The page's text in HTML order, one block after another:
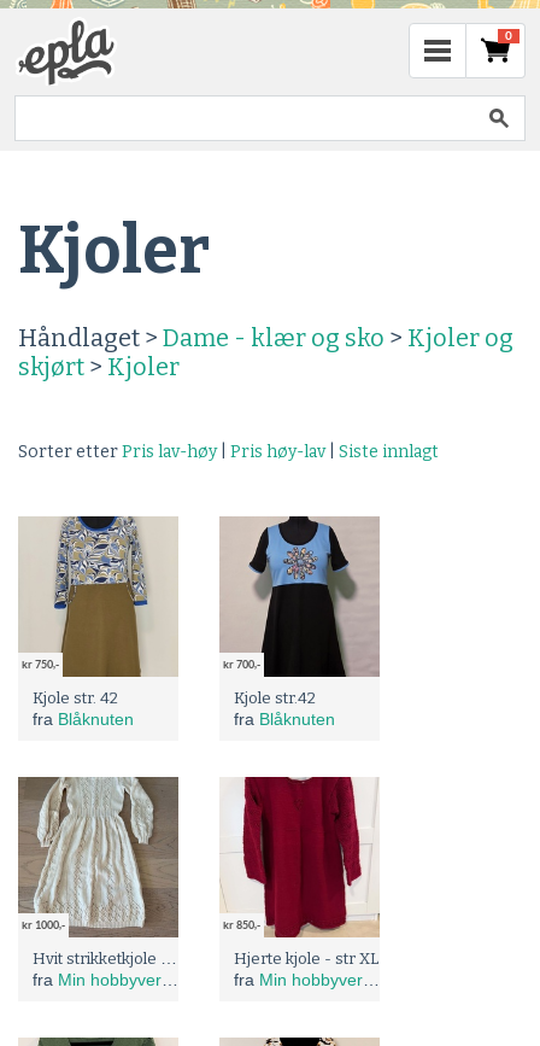
0
Kjoler
Håndlaget > Dame - klær og sko > Kjoler og
skjørt > Kjoler
Sorter etterPris lav-høy| Pris høy-lav| Siste innlagt
kr 750,-
Kjole str. 42
fra Blåknuten
kr 700,-
Kjole str.42
fra Blåknuten
kr 1000,-
fra Min hobbyverden
kr 850,-
Hjerte kjole - str XL
fra Min hobbyverden